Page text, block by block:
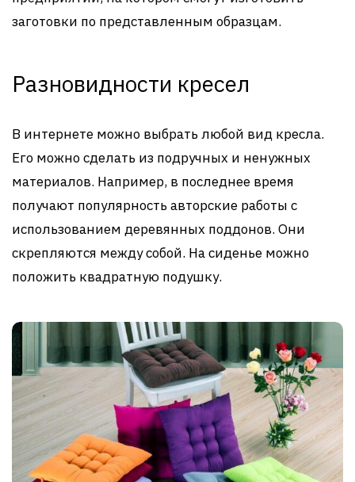
заготовки по представленным образцам.
Разновидности кресел
В интернете можно выбрать любой вид кресла.
Его можно сделать из подручных и ненужных
материалов. Например, в последнее время
получают популярность авторские работы с
использованием деревянных поддонов. Они
скрепляются между собой. На сиденье можно
положить квадратную подушку.